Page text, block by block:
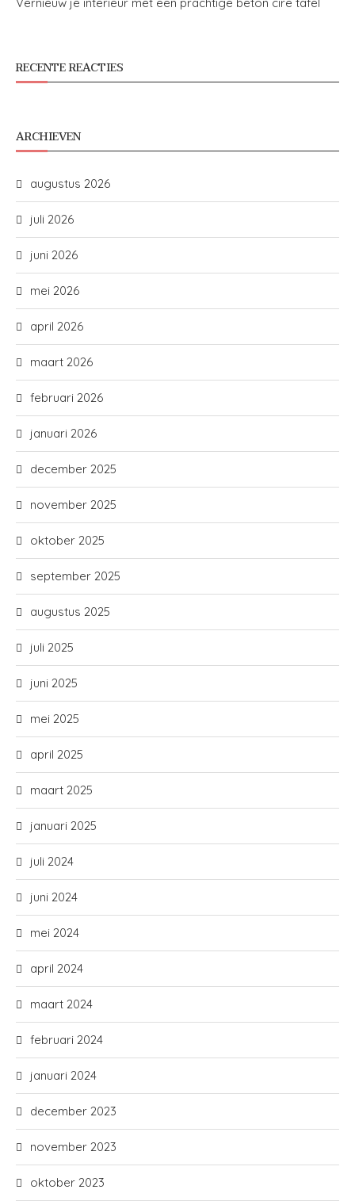
RECENTE REACTIES
ARCHIEVEN
augustus 2026
juli 2026
juni 2026
mei 2026
april 2026
maart 2026
februari 2026
januari 2026
december 2025
november 2025
oktober 2025
september 2025
augustus 2025
juli 2025
juni 2025
mei 2025
april 2025
maart 2025
januari 2025
juli 2024
juni 2024
mei 2024
april 2024
maart 2024
februari 2024
januari 2024
december 2023
november 2023
oktober 2023